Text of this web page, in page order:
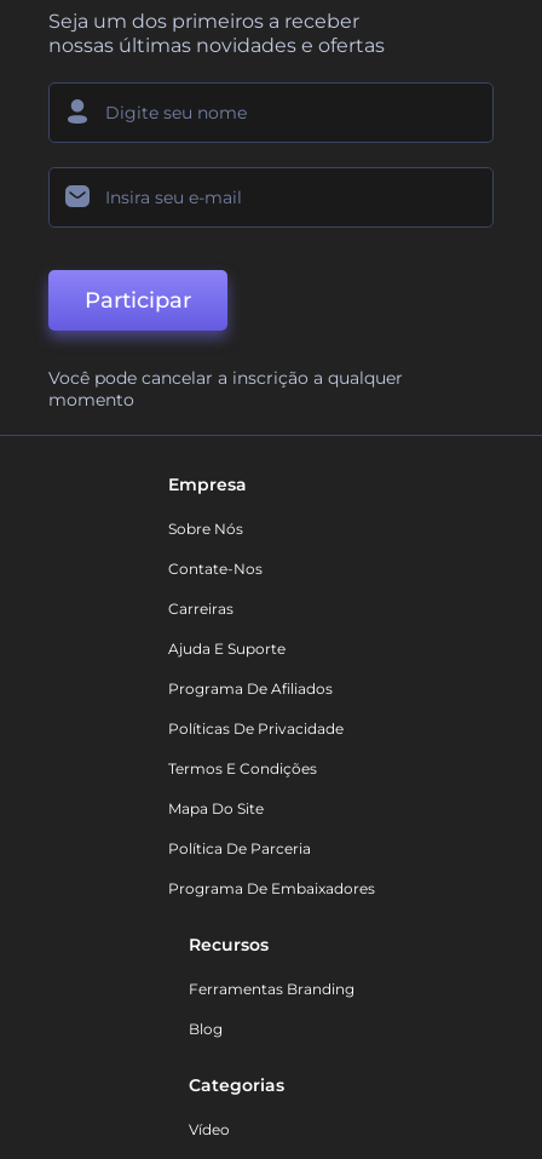
Seja um dos primeiros a receber
nossas últimas novidades e ofertas
Participar
Você pode cancelar a inscrição a qualquer
momento
Empresa
Sobre Nós
Contate-Nos
Carreiras
Ajuda E Suporte
Programa De Afiliados
Políticas De Privacidade
Termos E Condições
Mapa Do Site
Política De Parceria
Programa De Embaixadores
Recursos
Ferramentas Branding
Blog
Categorias
Vídeo